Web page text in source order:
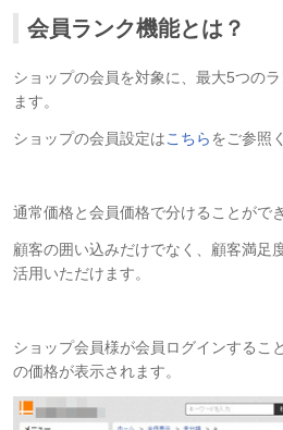
会員ランク機能とは？
ショップの会員を対象に、最大5つの
ます。
ショップの会員設定はこちらをご参照
通常価格と会員価格で分けることがで
顧客の囲い込みだけでなく、顧客満足
活用いただけます。
ショップ会員様が会員ログインするこ
の価格が表示されます。